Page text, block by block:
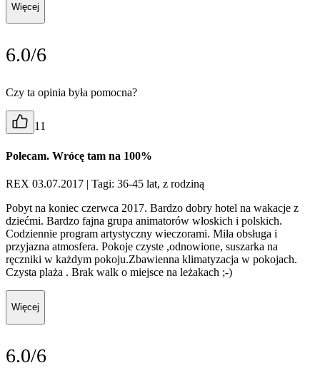
Więcej
6.0/6
Czy ta opinia była pomocna?
11
Polecam. Wrócę tam na 100%
REX 03.07.2017 | Tagi: 36-45 lat, z rodziną
Pobyt na koniec czerwca 2017. Bardzo dobry hotel na wakacje z
dziećmi. Bardzo fajna grupa animatorów włoskich i polskich.
Codziennie program artystyczny wieczorami. Miła obsługa i
przyjazna atmosfera. Pokoje czyste ,odnowione, suszarka na
ręczniki w każdym pokoju.Zbawienna klimatyzacja w pokojach.
Czysta plaża . Brak walk o miejsce na leżakach ;-)
Więcej
6.0/6